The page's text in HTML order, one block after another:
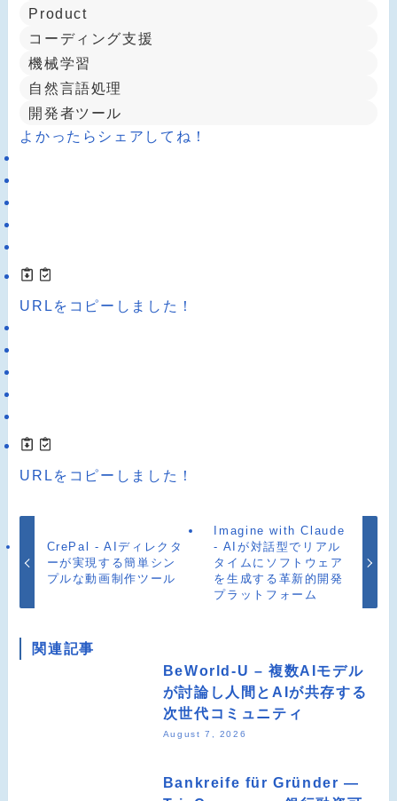
Product
コーディング支援
機械学習
自然言語処理
開発者ツール
よかったらシェアしてね！
URLをコピーしました！
URLをコピーしました！
CrePal - AIディレクタ
ーが実現する簡単シン
プルな動画制作ツール
Imagine with Claude
- AIが対話型でリアル
タイムにソフトウェア
を生成する革新的開発
プラットフォーム
関連記事
BeWorld-U – 複数AIモデル
が討論し人間とAIが共存する
次世代コミュニティ
August 7, 2026
Bankreife für Gründer —